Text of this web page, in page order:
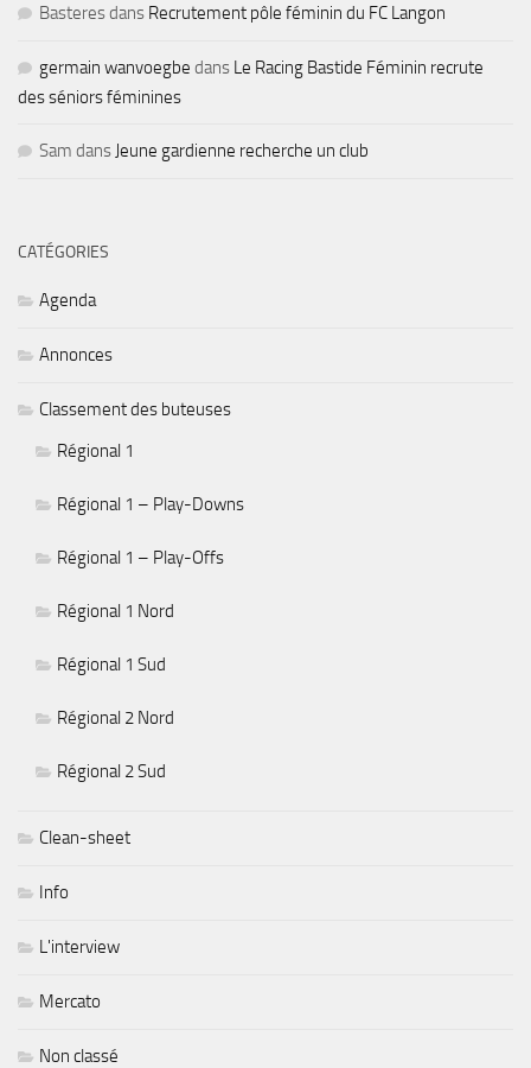
Basteresdans Recrutement pôle féminin du FC Langon
germain wanvoegbe dans Le Racing Bastide Féminin recrute
des séniors féminines
Sam dans Jeune gardienne recherche un club
CATÉGORIES
Agenda
Annonces
Classement des buteuses
Régional 1
Régional 1 – Play-Downs
Régional 1 – Play-Offs
Régional 1 Nord
Régional 1 Sud
Régional 2 Nord
Régional 2 Sud
Clean-sheet
Info
L'interview
Mercato
Non classé